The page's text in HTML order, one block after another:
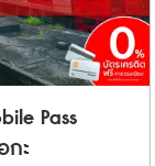
ว่างสถานี Shimo-
Kinugawa-onsen
Pass
กะ